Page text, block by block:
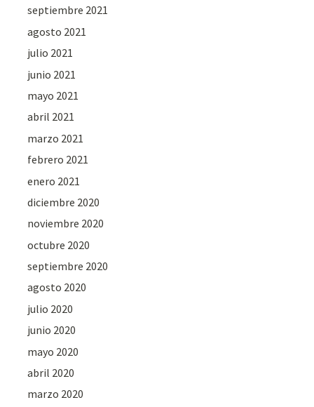
septiembre 2021
agosto 2021
julio 2021
junio 2021
mayo 2021
abril 2021
marzo 2021
febrero 2021
enero 2021
diciembre 2020
noviembre 2020
octubre 2020
septiembre 2020
agosto 2020
julio 2020
junio 2020
mayo 2020
abril 2020
marzo 2020